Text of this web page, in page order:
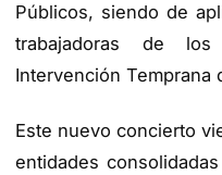
Públicos, siendo de
trabajadoras de
Intervención Temprana
Este nuevo concierto
entidades